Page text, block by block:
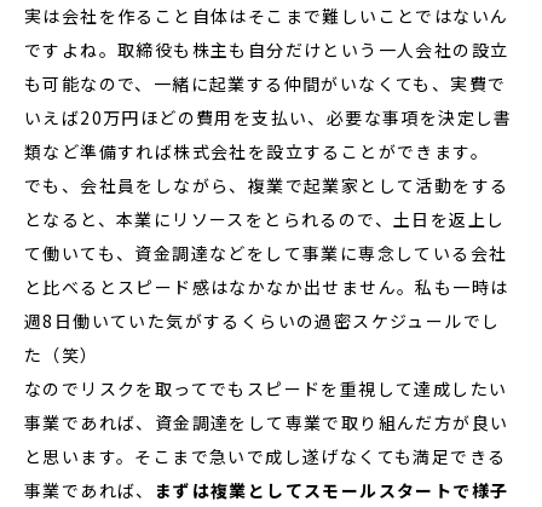
実は会社を作ること自体はそこまで難しいことではないん
ですよね。取締役も株主も自分だけという一人会社の設立
も可能なので、一緒に起業する仲間がいなくても、実費で
いえば20万円ほどの費用を支払い、必要な事項を決定し書
類など準備すれば株式会社を設立することができます。
でも、会社員をしながら、複業で起業家として活動をする
となると、本業にリソースをとられるので、土日を返上し
て働いても、資金調達などをして事業に専念している会社
と比べるとスピード感はなかなか出せません。私も一時は
週8日働いていた気がするくらいの過密スケジュールでし
た（笑）
なのでリスクを取ってでもスピードを重視して達成したい
事業であれば、資金調達をして専業で取り組んだ方が良い
と思います。そこまで急いで成し遂げなくても満足できる
事業であれば、
まずは複業としてスモールスタートで様子